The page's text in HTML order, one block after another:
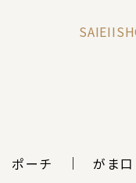
ポーチ がま